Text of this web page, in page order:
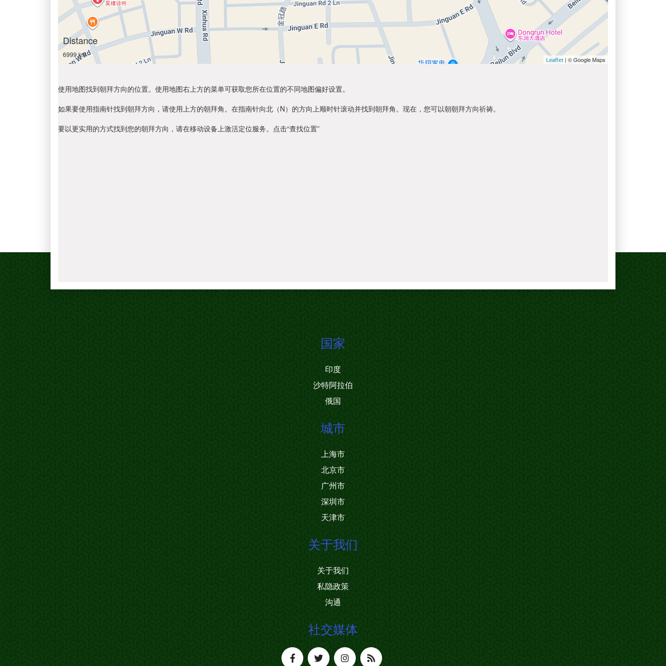
Distance
6999 km
Leaflet | © Google Maps
使用地图找到朝拜方向的位置。使用地图右上方的菜单可获取您所在位置的不同地图偏好设置。
如果要使用指南针找到朝拜方向，请使用上方的朝拜角。在指南针向北（N）的方向上顺时针滚动并找到朝拜角。现在，您可以朝朝拜方向祈祷。
要以更实用的方式找到您的朝拜方向，请在移动设备上激活定位服务。点击“查找位置”
国家
印度
沙特阿拉伯
俄国
城市
上海市
北京市
广州市
深圳市
天津市
关于我们
关于我们
私隐政策
沟通
社交媒体